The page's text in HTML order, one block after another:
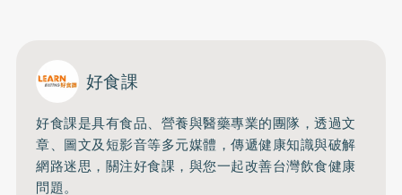
好食課
好食課是具有食品、營養與醫藥專業的團隊，透過文
章、圖文及短影音等多元媒體，傳遞健康知識與破解
網路迷思，關注好食課，與您一起改善台灣飲食健康
問題。